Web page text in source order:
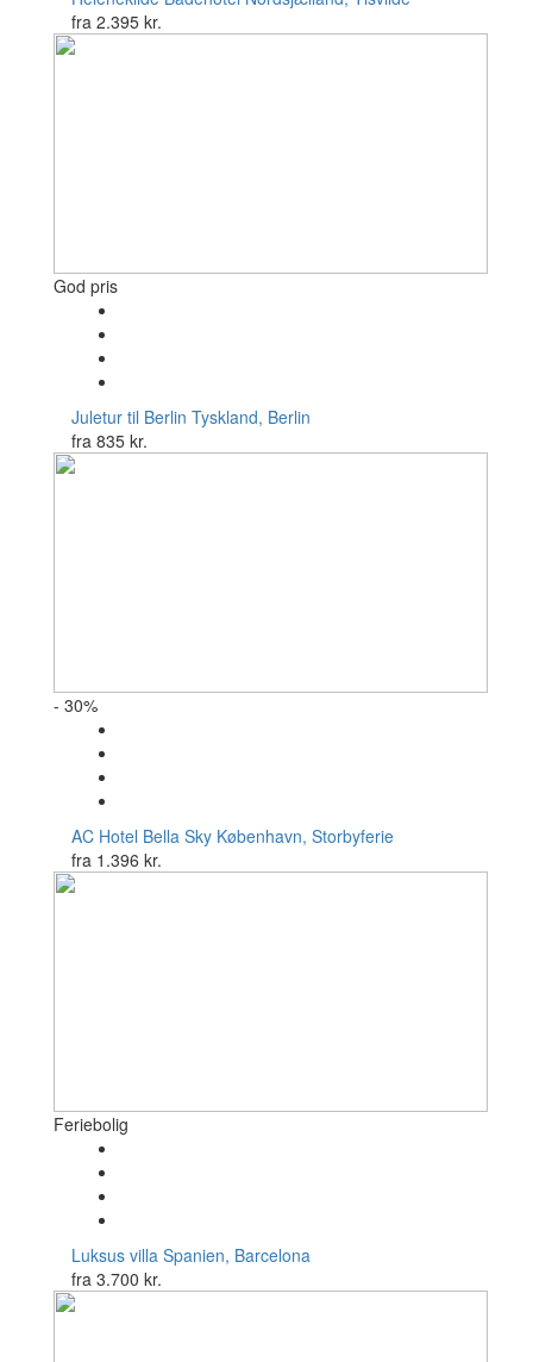
fra 2.395 kr.
God pris
Juletur til Berlin Tyskland, Berlin
fra 835 kr.
- 30%
AC Hotel Bella Sky København, Storbyferie
fra 1.396 kr.
Feriebolig
Luksus villa Spanien, Barcelona
fra 3.700 kr.